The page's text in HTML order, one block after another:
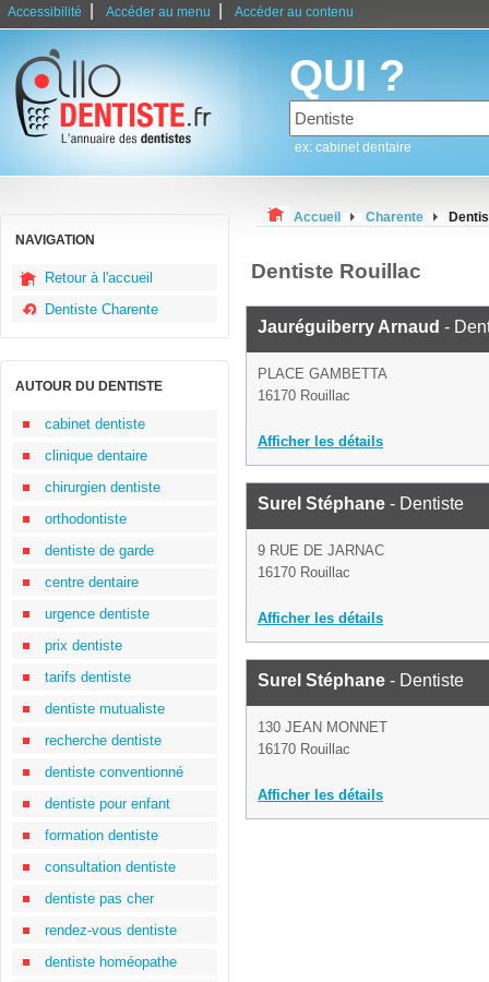
Accessibilité Accéder au menu Accéder au contenu
QUI ?
ex: cabinet dentaire
NAVIGATION
Retour à l'accueil
Dentiste Charente
AUTOUR DU DENTISTE
cabinet dentiste
clinique dentaire
chirurgien dentiste
orthodontiste
dentiste de garde
centre dentaire
urgence dentiste
prix dentiste
tarifs dentiste
dentiste mutualiste
recherche dentiste
dentiste conventionné
dentiste pour enfant
formation dentiste
consultation dentiste
dentiste pas cher
rendez-vous dentiste
dentiste homéopathe
Accueil Charente
Dentiste Rouillac
Jauréguiberry Arnaud -
PLACE GAMBETTA
16170 Rouillac
Afficher les détails
Surel Stéphane - Dentiste
9 RUE DE JARNAC
16170 Rouillac
Afficher les détails
Surel Stéphane - Dentiste
130 JEAN MONNET
16170 Rouillac
Afficher les détails